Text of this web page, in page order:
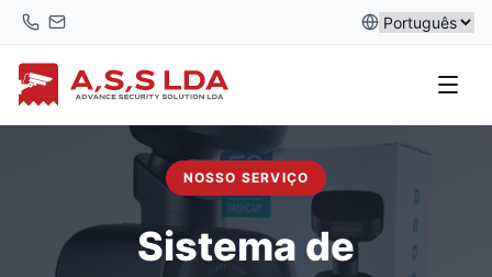
Skip
to
content
NOSSO SERVIÇO
Sistema de